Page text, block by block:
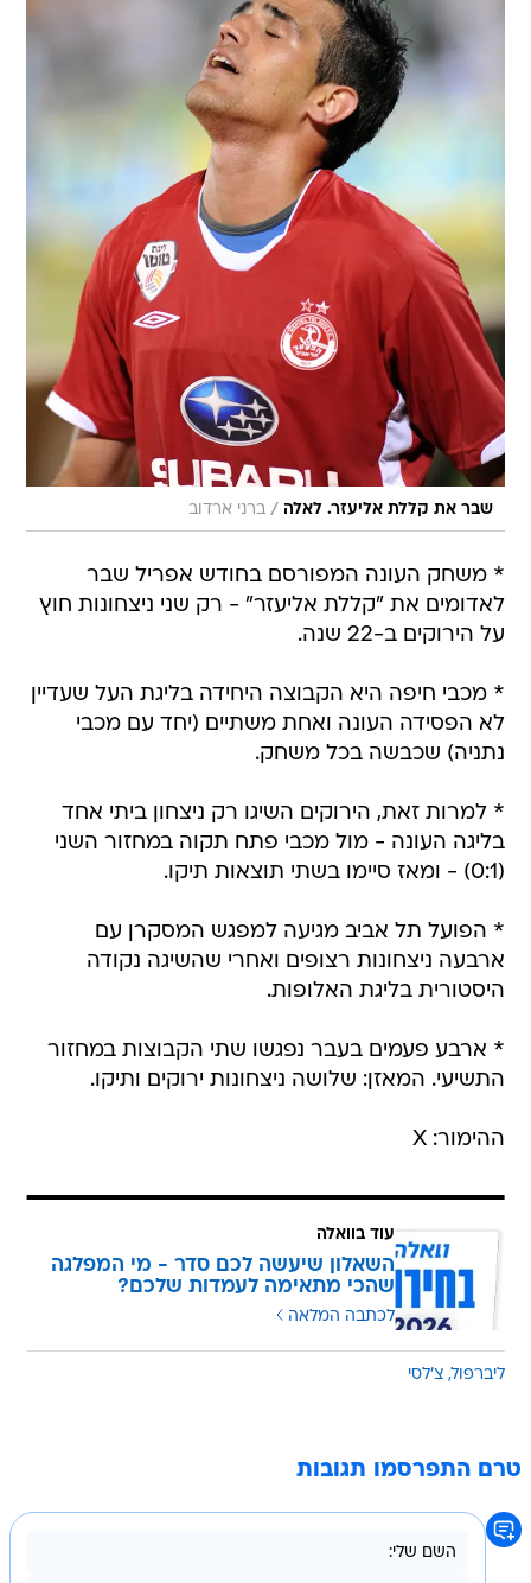
שבר את קללת אליעזר. לאלה / ברני ארדוב
* משחק העונה המפורסם בחודש אפריל שבר
לאדומים את "קללת אליעזר" - רק שני ניצחונות חוץ
על הירוקים ב-22 שנה.
* מכבי חיפה היא הקבוצה היחידה בליגת העל שעדיין
לא הפסידה העונה ואחת משתיים (יחד עם מכבי
נתניה) שכבשה בכל משחק.
* למרות זאת, הירוקים השיגו רק ניצחון ביתי אחד
בליגה העונה - מול מכבי פתח תקוה במחזור השני
(0:1) - ומאז סיימו בשתי תוצאות תיקו.
* הפועל תל אביב מגיעה למפגש המסקרן עם
ארבעה ניצחונות רצופים ואחרי שהשיגה נקודה
היסטורית בליגת האלופות.
* ארבע פעמים בעבר נפגשו שתי הקבוצות במחזור
התשיעי. המאזן: שלושה ניצחונות ירוקים ותיקו.
ההימור: X
עוד בוואלה
השאלון שיעשה לכם סדר - מי המפלגה
שהכי מתאימה לעמדות שלכם?
לכתבה המלאה
ליברפול צ'לסי
טרם התפרסמו תגובות